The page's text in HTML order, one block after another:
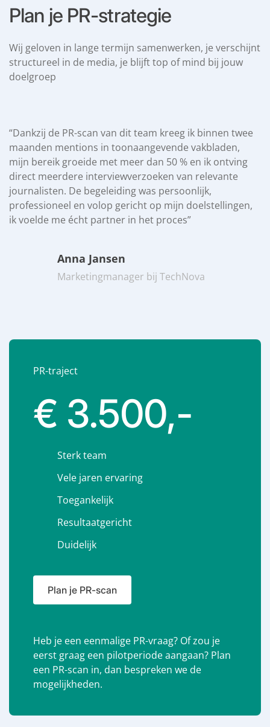
Plan je PR-strategie
Wij geloven in lange termijn samenwerken, je verschijnt
structureel in de media, je blijft top of mind bij jouw
doelgroep
“Dankzij de PR-scan van dit team kreeg ik binnen twee
maanden mentions in toonaangevende vakbladen,
mijn bereik groeide met meer dan 50 % en ik ontving
direct meerdere interviewverzoeken van relevante
journalisten. De begeleiding was persoonlijk,
professioneel en volop gericht op mijn doelstellingen,
ik voelde me écht partner in het proces”
Anna Jansen
Marketingmanager bij TechNova
PR-traject
€ 3.500,-
Sterk team
Vele jaren ervaring
Toegankelijk
Resultaatgericht
Duidelijk
Plan je PR-scan
Heb je een eenmalige PR-vraag? Of zou je
eerst graag een pilotperiode aangaan? Plan
een PR-scan in, dan bespreken we de
mogelijkheden.